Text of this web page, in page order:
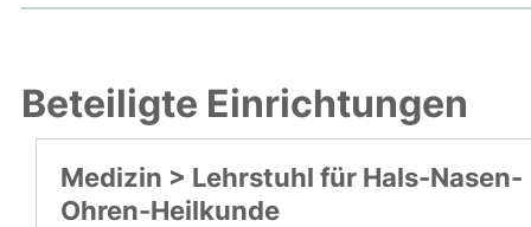
Beteiligte Einrichtungen
Medizin > Lehrstuhl für Hals-Nasen-
Ohren-Heilkunde